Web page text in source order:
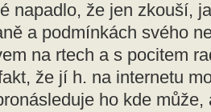
napadlo, že jen zkouší,
a podmínkách svého
na rtech a s pocitem
že jí h. na internetu
ho kde